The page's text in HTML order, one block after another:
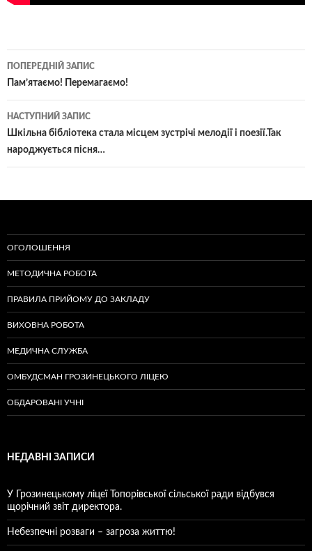
Навігація
по
записам
ПОПЕРЕДНІЙ ЗАПИС
Пам’ятаємо! Перемагаємо!
НАСТУПНИЙ ЗАПИС
Шкільна бібліотека стала місцем зустрічі мелодії і поезії.Так
народжується пісня…
ОГОЛОШЕННЯ
МЕТОДИЧНА РОБОТА
ПРАВИЛА ПРИЙОМУ ДО ЗАКЛАДУ
ВИХОВНА РОБОТА
МЕДИЧНА СЛУЖБА
ОМБУДСМАН ГРОЗИНЕЦЬКОГО ЛІЦЕЮ
ОБДАРОВАНІ УЧНІ
НЕДАВНІ ЗАПИСИ
У Грозинецькому ліцеї Топорівської сільської ради відбувся
щорічний звіт директора.
Небезпечні розваги – загроза життю!